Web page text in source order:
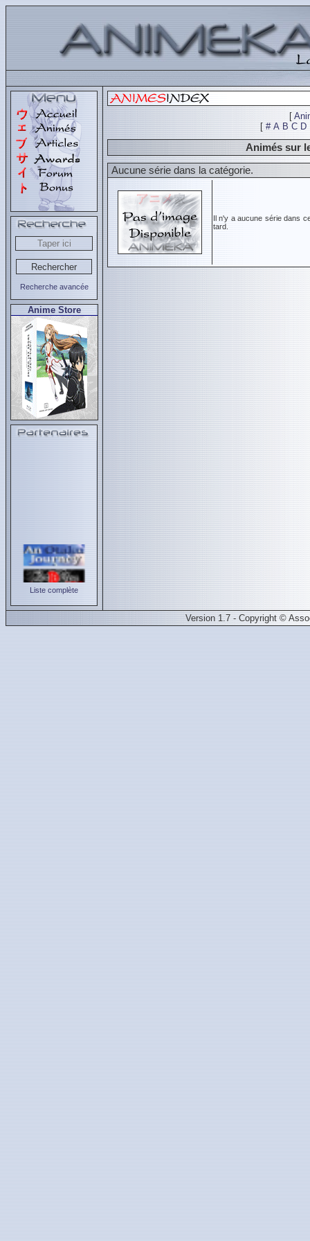
Recherche avancée
Anime Store
Liste complète
[
[ # A B C D
Animés sur
Aucune série dans la catégorie.
Il n'y a aucune série dans
tard.
Version 1.7 - Copyright ©